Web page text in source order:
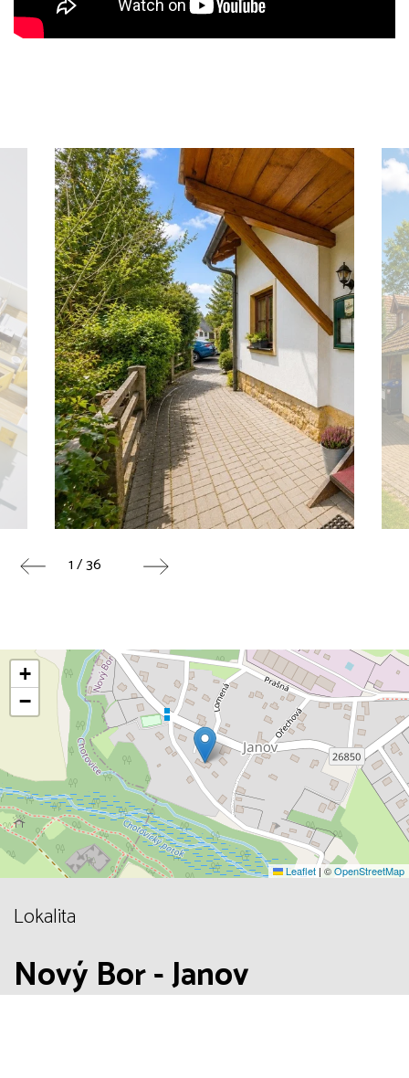
1 / 36
+
−
Leaflet | ©OpenStreetMap
Lokalita
Nový Bor - Janov